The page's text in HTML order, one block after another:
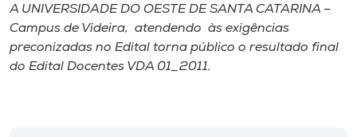
Diplomados
Cultura
A UNIVERSIDADE DO OESTE DE SANTA CATARINA –
Campus de Videira, atendendo às exigências
preconizadas no Edital torna público o resultado final
do Edital Docentes VDA 01_2011.